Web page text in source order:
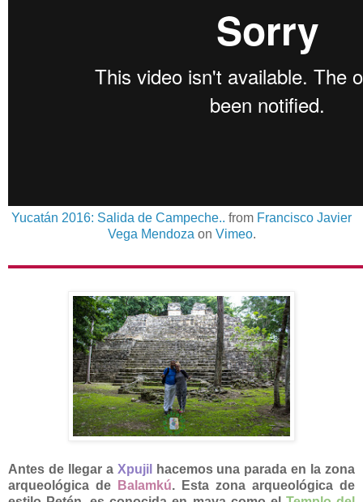
Yucatán 2016: Salida de Campeche.. from Francisco Javier
Vega Mendozaon Vimeo.
Antes de llegar a Xpujil
hacemos una parada en la zona
arqueológica de
Balamkú. Esta zona arqueológica de